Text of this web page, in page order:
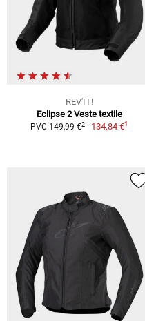
REV'IT!
Eclipse 2 Veste textile
PVC 149,99 €2 134,84 €1